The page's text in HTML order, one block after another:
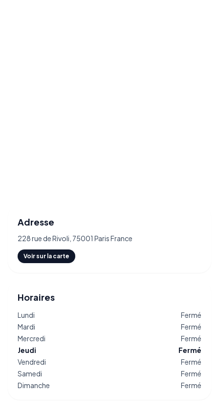
Adresse
228 rue de Rivoli, 75001 Paris France
Voir sur la carte
Horaires
Lundi
Fermé
Mardi
Fermé
Mercredi
Fermé
Jeudi
Fermé
Vendredi
Fermé
Samedi
Fermé
Dimanche
Fermé